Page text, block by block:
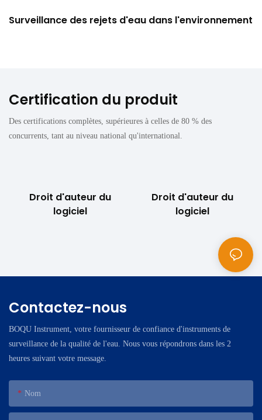
Surveillance des rejets d'eau dans l'environnement
Certification du produit
Des certifications complètes, supérieures à celles de 80 % des
concurrents, tant au niveau national qu'international.
Droit d'auteur du
logiciel
Droit d'auteur du
logiciel
Contactez-nous
BOQU Instrument, votre fournisseur de confiance d'instruments de
surveillance de la qualité de l'eau. Nous vous répondrons dans les 2
heures suivant votre message.
Nom